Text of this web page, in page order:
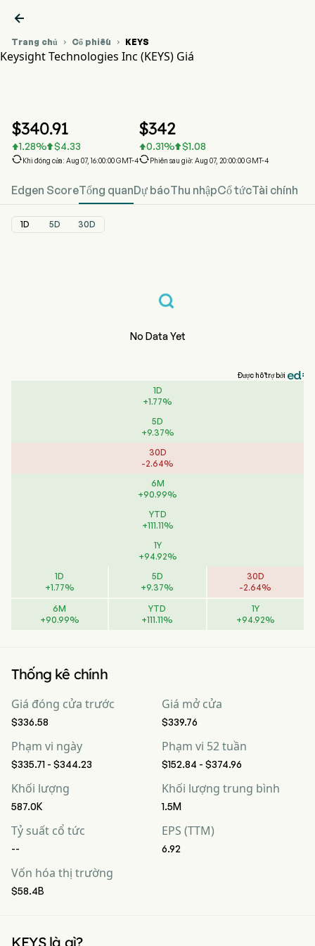

Trang chủ  Cổ phiếu  KEYS
Keysight Technologies Inc (KEYS) Giá
$340.91
1.28% $4.33
Khi đóng cửa: Aug 07, 16:00:00 GMT-4
$342
0.31% $1.08
Phiên sau giờ: Aug 07, 20:00:00 GMT-4
Edgen ScoreTổng quanDự báoThu nhậpCổ tứcTài chính
1D 5D 30D
No Data Yet
Được hỗ trợ bởi
1D
+1.77%
5D
+9.37%
30D
-2.64%
6M
+90.99%
YTD
+111.11%
1Y
+94.92%
1D
+1.77%
5D
+9.37%
30D
-2.64%
6M
+90.99%
YTD
+111.11%
1Y
+94.92%
Thống kê chính
Giá đóng cửa trước
$336.58
Giá mở cửa
$339.76
Phạm vi ngày
$335.71 - $344.23
Phạm vi 52 tuần
$152.84 - $374.96
Khối lượng
587.0K
Khối lượng trung bình
1.5M
Tỷ suất cổ tức
--
EPS (TTM)
6.92
Vốn hóa thị trường
$58.4B
KEYS là gì?